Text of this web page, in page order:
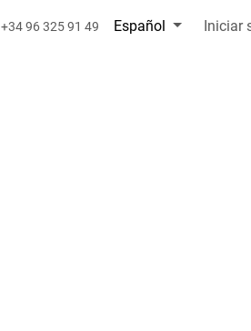
+34 96 325 91 49 Español Iniciar